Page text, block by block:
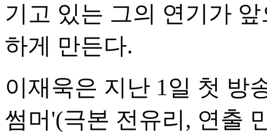
기고 있는 그의 연기가
하게 만든다.
이재욱은 지난 1일 첫 방
썸머'(극본 전유리, 연출